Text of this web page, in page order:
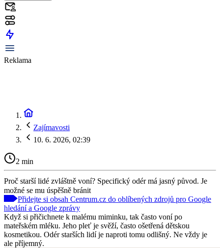
Reklama
Zajímavosti
10. 6. 2026, 02:39
2 min
Proč starší lidé zvláštně voní? Specifický odér má jasný původ. Je
možné se mu úspěšně bránit
Přidejte si obsah Centrum.cz do oblíbených zdrojů pro Google
hledání a Google zprávy
Když si přičichnete k malému miminku, tak často voní po
mateřském mléku. Jeho pleť je svěží, často ošetřená dětskou
kosmetikou. Odér starších lidí je naproti tomu odlišný. Ne vždy je
ale příjemný.